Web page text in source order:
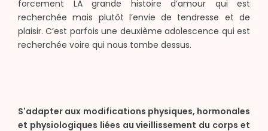
forcement LA grande histoire d’amour qui est
recherchée mais plutôt l’envie de tendresse et de
plaisir. C’est parfois une deuxième adolescence qui est
recherchée voire qui nous tombe dessus.
S'adapter aux modifications physiques, hormonales
et physiologiques liées au vieillissement du corps et